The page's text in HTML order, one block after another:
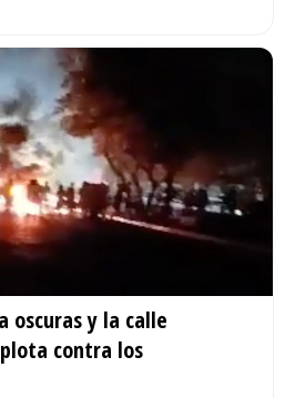
oscuras y la calle
contra los